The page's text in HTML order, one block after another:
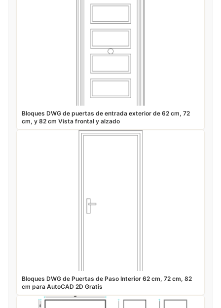
Bloques DWG de puertas de entrada exterior de 62 cm, 72
cm, y 82 cm Vista frontal y alzado
Bloques DWG de Puertas de Paso Interior 62 cm, 72 cm, 82
cm para AutoCAD 2D Gratis